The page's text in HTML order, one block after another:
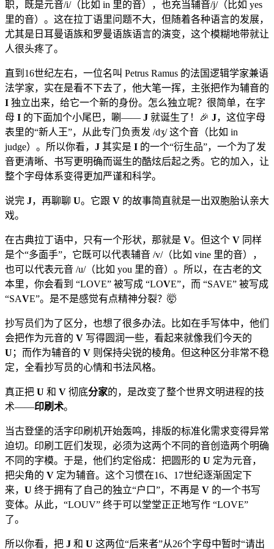
职，既是元音/i/（比如 in 里的音），也充当辅音/j/（比如 yes
里的音）。这在拉丁语里问题不大，但随着各种语言的发展，
尤其是日耳曼语族和罗曼语族语言的演变，这个模糊地带就让
人很头疼了。
直到16世纪左右，一位名叫 Petrus Ramus 的法国逻辑学家兼语
法学家，实在是看不下去了，他大笔一挥，主张把作为辅音的
I 独立出来，给它一个新的身份。怎么独立呢？很简单，在字
母 I 的下面加个小尾巴，唰—— J 就诞生了！🎉 J，这位字母
表里的“新人王”，从此专门负责发 /dʒ/ 这个音（比如 in
judge）。所以你看， J 其实是 I 的一个“衍生品”，一个为了发
音更清晰、书写更明确而诞生的酷炫后起之秀。它的加入，让
整个字母体系变得更加严谨和科学。
说完 J，再聊聊 U。它跟 V 的故事简直就是一出双胞胎认亲大
戏。
在古典拉丁语中，只有一个形状，那就是 V。但这个 V 同样
是个“多面手”，它既可以代表辅音 /v/（比如 vine 里的音），
也可以代表元音 /u/（比如 you 里的音）。所以，在古老的文
本里，你会看到 “LOVE” 被写成 “LOVE”，而 “SAVE” 被写成
“SAVE”。是不是感觉有点精神分裂？🤯
抄写员们为了区分，也想了很多办法。比如在手写体中，他们
会把作为元音的 V 写得圆润一些，看起来就像我们今天的
U ；而作为辅音的 V 则保持尖锐的棱角。但这种区分非常不稳
定，全看抄写员的心情和书法风格。
真正把 U 和 V 彻底分家的，是改变了整个世界文明进程的技
术——印刷术。
当古登堡的活字印刷机开始轰鸣，排版的标准化需求变得异常
迫切。印刷工匠们发现，必须为这两个不同的音创造两个明确
不同的字模。于是，他们约定俗成：把圆形的 U 定为元音，
把尖角的 V 定为辅音。这个习惯在16、17世纪逐渐固定下
来， U 终于拥有了自己的独立“户口”，不再是 V 的一个书写
变体。从此，“LOUV” 终于可以堂堂正正地写作 “LOVE”
了。
所以你看，把 J 和 U 这两位“后来者”从26个字母中暂时“请出